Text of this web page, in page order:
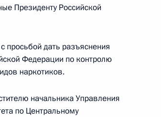
приёма, проведённого
– начальником
комитета
в Приёмной
в Москве 3 июня 2015 года
Президенту Российской
дать разъяснения
Федерации по контролю
наркотиков.
начальника Управления
по Центральному